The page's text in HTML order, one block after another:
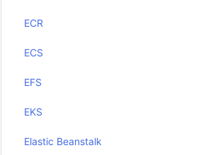
ECR
ECS
EFS
EKS
Elastic Beanstalk